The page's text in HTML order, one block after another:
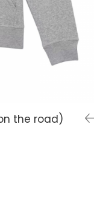
the road)